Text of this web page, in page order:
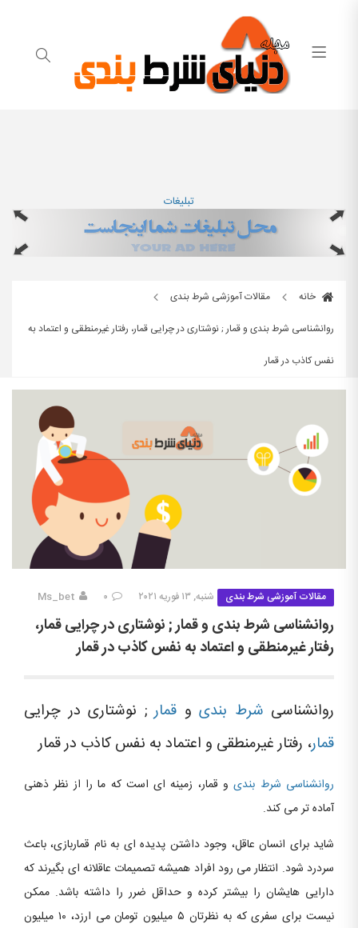
تبلیغات
خانه
مقالات آموزشی شرط بندی
روانشناسی شرط بندی و قمار ; نوشتاری در چرایی قمار، رفتار غیرمنطقی و اعتماد به
نفس کاذب در قمار
مقالات آموزشی شرط بندی شنبه, ۱۳ فوریه ۲۰۲۱ ۰ Ms_bet
روانشناسی شرط بندی و قمار ; نوشتاری در چرایی قمار،
رفتار غیرمنطقی و اعتماد به نفس کاذب در قمار
روانشناسی شرط بندی و قمار; نوشتاری در چرایی
قمار، رفتار غیرمنطقی و اعتماد به نفس کاذب در قمار
روانشناسی شرط بندیو قمار، زمینه ای است که ما را از نظر ذهنی
آماده تر می کند.
شاید برای انسان عاقل، وجود داشتن پدیده ای به نام قماربازی، باعث
سردرد شود. انتظار می رود افراد همیشه تصمیمات عاقلانه ای بگیرند که
دارایی هایشان را بیشتر کرده و حداقل ضرر را داشته باشد. ممکن
نیست برای سفری که به نظرتان ۵ میلیون تومان می ارزد، ۱۰ میلیون